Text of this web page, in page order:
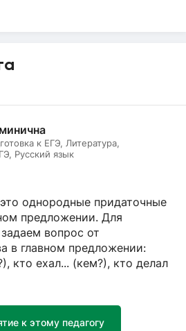
к ЕГЭ, Литература,
Русский язык
однородные придаточные
предложении. Для
вопрос от
в главном предложении:
кто ехал... (кем?), кто делал
к этому педагогу